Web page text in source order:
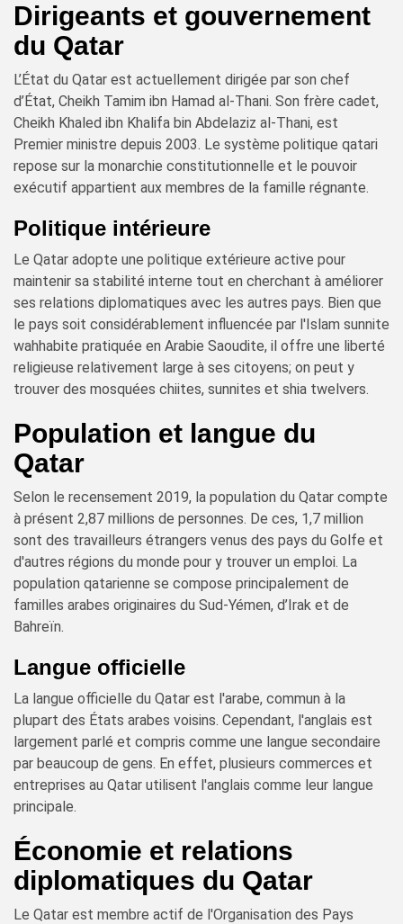
Dirigeants et gouvernement
du Qatar
L’État du Qatar est actuellement dirigée par son chef
d’État, Cheikh Tamim ibn Hamad al-Thani. Son frère cadet,
Cheikh Khaled ibn Khalifa bin Abdelaziz al-Thani, est
Premier ministre depuis 2003. Le système politique qatari
repose sur la monarchie constitutionnelle et le pouvoir
exécutif appartient aux membres de la famille régnante.
Politique intérieure
Le Qatar adopte une politique extérieure active pour
maintenir sa stabilité interne tout en cherchant à améliorer
ses relations diplomatiques avec les autres pays. Bien que
le pays soit considérablement influencée par l'Islam sunnite
wahhabite pratiquée en Arabie Saoudite, il offre une liberté
religieuse relativement large à ses citoyens; on peut y
trouver des mosquées chiites, sunnites et shia twelvers.
Population et langue du
Qatar
Selon le recensement 2019, la population du Qatar compte
à présent 2,87 millions de personnes. De ces, 1,7 million
sont des travailleurs étrangers venus des pays du Golfe et
d'autres régions du monde pour y trouver un emploi. La
population qatarienne se compose principalement de
familles arabes originaires du Sud-Yémen, d’Irak et de
Bahreïn.
Langue officielle
La langue officielle du Qatar est l'arabe, commun à la
plupart des États arabes voisins. Cependant, l'anglais est
largement parlé et compris comme une langue secondaire
par beaucoup de gens. En effet, plusieurs commerces et
entreprises au Qatar utilisent l'anglais comme leur langue
principale.
Économie et relations
diplomatiques du Qatar
Le Qatar est membre actif de l'Organisation des Pays